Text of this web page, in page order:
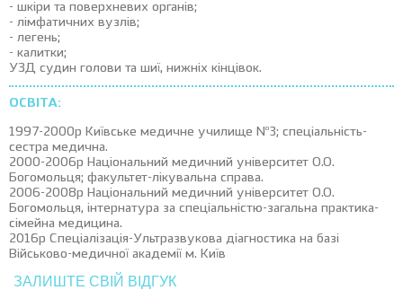
- шкіри та поверхневих органів;
- лімфатичних вузлів;
- легень;
- калитки;
УЗД судин голови та шиї, нижніх кінцівок.
ОСВІТА:
1997-2000р Київське медичне училище Nº3; спеціальність-
сестра медична.
2000-2006р Національний медичний університет О.О.
Богомольця; факультет-лікувальна справа.
2006-2008р Національний медичний університет О.О.
Богомольця, інтернатура за спеціальністю-загальна практика-
сімейна медицина.
2016р Спеціалізація-Ультразвукова діагностика на базі
Військово-медичної академії м. Київ
ЗАЛИШТЕ СВІЙ ВІДГУК